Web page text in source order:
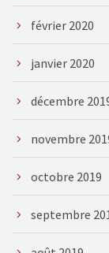
février 2020
janvier 2020
décembre
novembre
octobre 2019
septembre